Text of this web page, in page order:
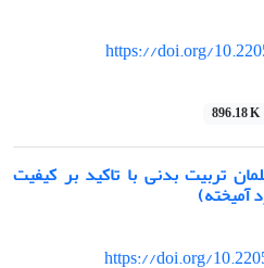
https://doi.org/
896.18 K
تربیت بدنی با تاکید بر کیفیت
آمیخته)
https://doi.org/